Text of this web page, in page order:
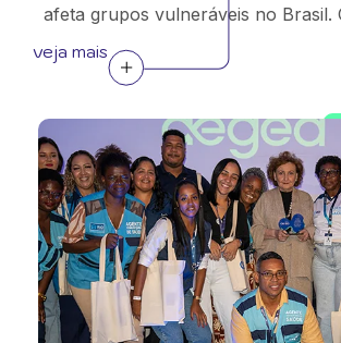
afeta grupos vulneráveis no Brasil.
veja mais